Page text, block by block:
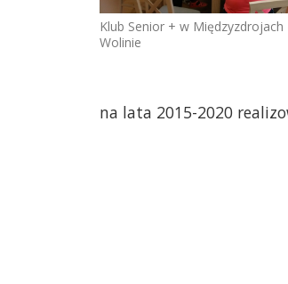
Klub Senior + w Międzyzdrojach
Wolinie
na lata 2015-2020